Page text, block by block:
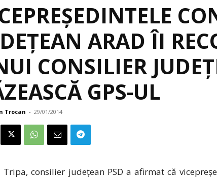
ARAD ÎI
CONSILIER
GPS-UL
Trocan - 29/01/2014
Tripa, consilier județean PSD a afirmat că